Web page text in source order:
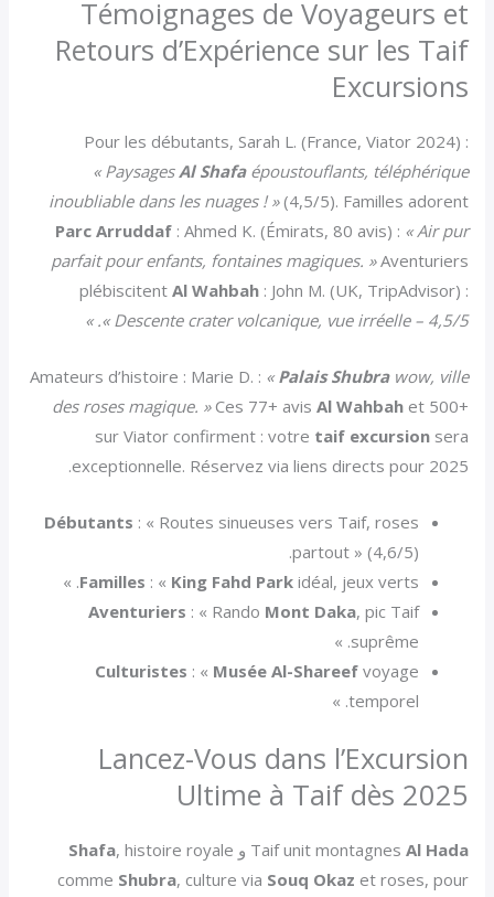
Témoignages de Voyageurs et
Retours d’Expérience sur les Taif
Excursions
Pour les débutants, Sarah L. (France, Viator 2024) :
« Paysages Al Shafaépoustouflants, téléphérique
inoubliable dans les nuages ! »(4,5/5). Familles adorent
Parc Arruddaf: Ahmed K. (Émirats, 80 avis) : « Air pur
parfait pour enfants, fontaines magiques. »Aventuriers
plébiscitent Al Wahbah: John M. (UK, TripAdvisor) :
« Descente crater volcanique, vue irréelle – 4,5/5. »
Amateurs d’histoire : Marie D. : «Palais Shubrawow, ville
des roses magique. »Ces 77+ avis Al Wahbahet 500+
sur Viator confirment : votre taif excursionsera
exceptionnelle. Réservez via liens directs pour 2025.
Débutants : « Routes sinueuses vers Taif, roses
partout » (4,6/5).
Familles : « King Fahd Parkidéal, jeux verts. »
Aventuriers : « Rando Mont Daka, pic Taif
suprême. »
Culturistes : « Musée Al-Shareefvoyage
temporel. »
Lancez-Vous dans l’Excursion
Ultime à Taif dès 2025
Taif unit montagnes Al Hada و Shafa, histoire royale
comme Shubra, culture via Souq Okaz et roses, pour